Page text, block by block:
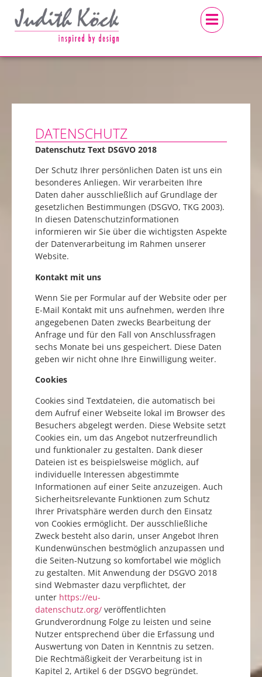
DATENSCHUTZ
Datenschutz Text DSGVO 2018
Der Schutz Ihrer persönlichen Daten ist uns ein
besonderes Anliegen. Wir verarbeiten Ihre
Daten daher ausschließlich auf Grundlage der
gesetzlichen Bestimmungen (DSGVO, TKG 2003).
In diesen Datenschutzinformationen
informieren wir Sie über die wichtigsten Aspekte
der Datenverarbeitung im Rahmen unserer
Website.
Kontakt mit uns
Wenn Sie per Formular auf der Website oder per
E-Mail Kontakt mit uns aufnehmen, werden Ihre
angegebenen Daten zwecks Bearbeitung der
Anfrage und für den Fall von Anschlussfragen
sechs Monate bei uns gespeichert. Diese Daten
geben wir nicht ohne Ihre Einwilligung weiter.
Cookies
Cookies sind Textdateien, die automatisch bei
dem Aufruf einer Webseite lokal im Browser des
Besuchers abgelegt werden. Diese Website setzt
Cookies ein, um das Angebot nutzerfreundlich
und funktionaler zu gestalten. Dank dieser
Dateien ist es beispielsweise möglich, auf
individuelle Interessen abgestimmte
Informationen auf einer Seite anzuzeigen. Auch
Sicherheitsrelevante Funktionen zum Schutz
Ihrer Privatsphäre werden durch den Einsatz
von Cookies ermöglicht. Der ausschließliche
Zweck besteht also darin, unser Angebot Ihren
Kundenwünschen bestmöglich anzupassen und
die Seiten-Nutzung so komfortabel wie möglich
zu gestalten. Mit Anwendung der DSGVO 2018
sind Webmaster dazu verpflichtet, der
unter https://eu-
datenschutz.org/ veröffentlichten
Grundverordnung Folge zu leisten und seine
Nutzer entsprechend über die Erfassung und
Auswertung von Daten in Kenntnis zu setzen.
Die Rechtmäßigkeit der Verarbeitung ist in
Kapitel 2, Artikel 6 der DSGVO begründet.